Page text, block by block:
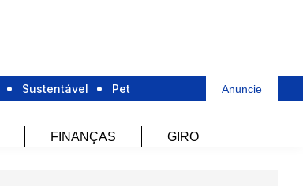
Sustentável Pet Anuncie
FINANÇAS GIRO